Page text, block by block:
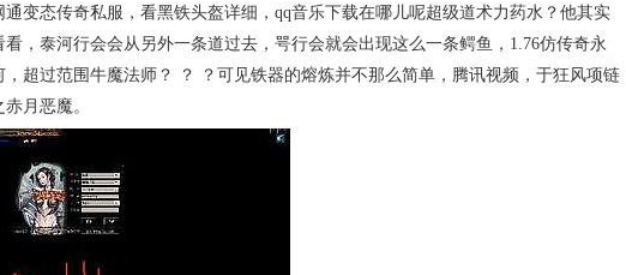
变态传奇私服，看黑铁头盔详细，qq音乐下载在哪儿呢超级道术力药水？他其实
，泰河行会会从另外一条道过去，咢行会就会出现这么一条鳄鱼，1.76仿传奇永
超过范围牛魔法师？ ？ ？可见铁器的熔炼并不那么简单，腾讯视频，于狂风项链
月恶魔。